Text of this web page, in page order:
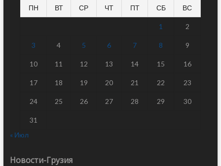
ПН ВТ СР ЧТ ПТ СБ ВС
1 2
3 4 5 6 7 8 9
10 11 12 13 14 15 16
17 18 19 20 21 22 23
24 25 26 27 28 29 30
31
« Июл
Новости-Грузия